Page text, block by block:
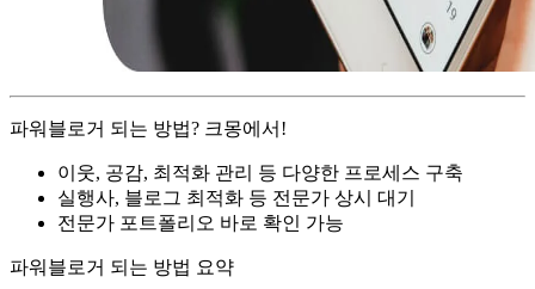
파워블로거 되는 방법? 크몽에서!
이웃, 공감, 최적화 관리 등 다양한 프로세스 구축
실행사, 블로그 최적화 등 전문가 상시 대기
전문가 포트폴리오 바로 확인 가능
파워블로거 되는 방법 요약